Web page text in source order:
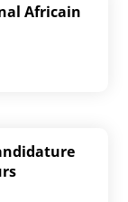
Africain